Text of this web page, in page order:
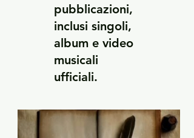
pubblicazioni,
inclusi singoli,
album e video
musicali
ufficiali.